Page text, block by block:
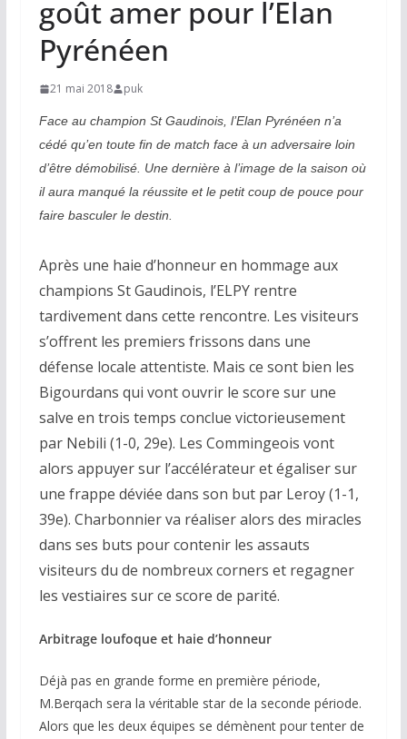
goût amer pour l’Elan
Pyrénéen
21 mai 2018 puk
Face au champion St Gaudinois, l’Elan Pyrénéen n’a
cédé qu’en toute fin de match face à un adversaire loin
d’être démobilisé. Une dernière à l’image de la saison où
il aura manqué la réussite et le petit coup de pouce pour
faire basculer le destin.
Après une haie d’honneur en hommage aux
champions St Gaudinois, l’ELPY rentre
tardivement dans cette rencontre. Les visiteurs
s’offrent les premiers frissons dans une
défense locale attentiste. Mais ce sont bien les
Bigourdans qui vont ouvrir le score sur une
salve en trois temps conclue victorieusement
par Nebili (1-0, 29e). Les Commingeois vont
alors appuyer sur l’accélérateur et égaliser sur
une frappe déviée dans son but par Leroy (1-1,
39e). Charbonnier va réaliser alors des miracles
dans ses buts pour contenir les assauts
visiteurs du de nombreux corners et regagner
les vestiaires sur ce score de parité.
Arbitrage loufoque et haie d’honneur
Déjà pas en grande forme en première période,
M.Berqach sera la véritable star de la seconde période.
Alors que les deux équipes se démènent pour tenter de